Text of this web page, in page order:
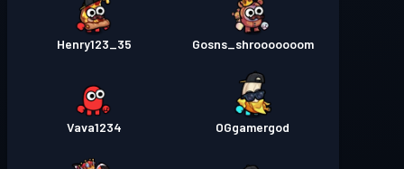
Gosns_shrooooooom
Henry123_35
OGgamergod
Vava1234